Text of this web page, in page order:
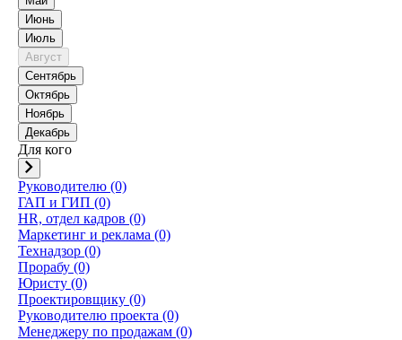
Июнь
Июль
Август
Сентябрь
Октябрь
Ноябрь
Декабрь
Для кого
Руководителю (0)
ГАП и ГИП (0)
HR, отдел кадров (0)
Маркетинг и реклама (0)
Технадзор (0)
Прорабу (0)
Юристу (0)
Проектировщику (0)
Руководителю проекта (0)
Менеджеру по продажам (0)